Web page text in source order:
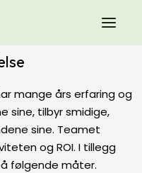
mange års erfaring og
sine, tilbyr smidige,
sine. Teamet
og ROI. I tillegg
følgende måter.